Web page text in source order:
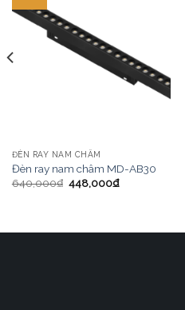
ĐÈN RAY NAM CHÂM
Đèn ray nam châm MD-AB30
640,000₫ 448,000₫